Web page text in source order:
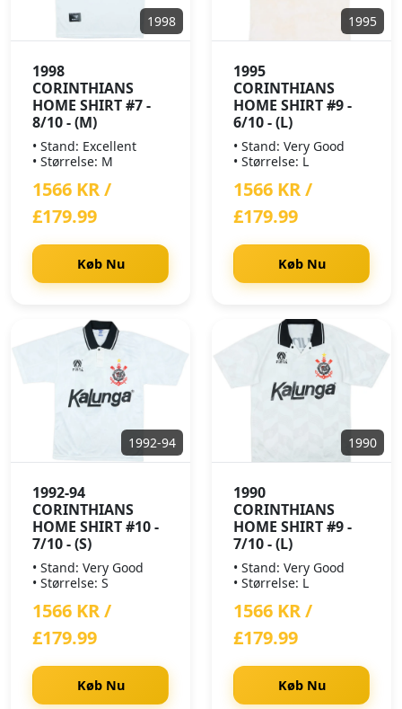
1998
1998
CORINTHIANS
HOME SHIRT #7 -
8/10 - (M)
• Stand: Excellent
• Størrelse: M
1566 KR /
£179.99
Køb Nu
1995
1995
CORINTHIANS
HOME SHIRT #9 -
6/10 - (L)
• Stand: Very Good
• Størrelse: L
1566 KR /
£179.99
Køb Nu
1992-94
1992-94
CORINTHIANS
HOME SHIRT #10 -
7/10 - (S)
• Stand: Very Good
• Størrelse: S
1566 KR /
£179.99
Køb Nu
1990
1990
CORINTHIANS
HOME SHIRT #9 -
7/10 - (L)
• Stand: Very Good
• Størrelse: L
1566 KR /
£179.99
Køb Nu